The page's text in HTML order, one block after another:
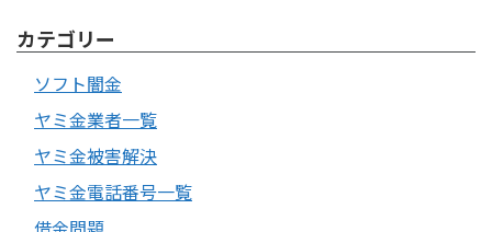
カテゴリー
ソフト闇金
ヤミ金業者一覧
ヤミ金被害解決
ヤミ金電話番号一覧